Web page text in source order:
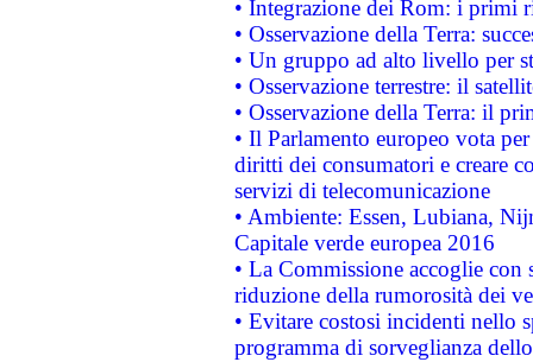
• Integrazione dei Rom: i primi
• Osservazione della Terra:
• Un gruppo ad alto livello per
• Osservazione terrestre: il
• Osservazione della Terra: il
• Il Parlamento europeo vota
diritti dei consumatori e creare
servizi di telecomunicazione
• Ambiente: Essen, Lubiana,
Capitale verde europea 2016
• La Commissione accoglie
riduzione della rumorosità dei
• Evitare costosi incidenti nello
programma di sorveglianza